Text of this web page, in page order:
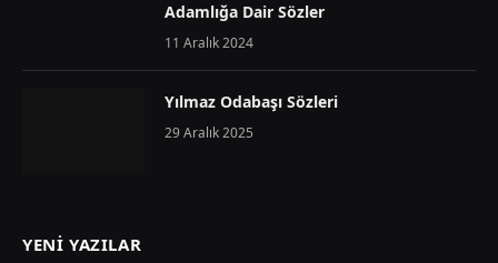
Adamlığa Dair Sözler
11 Aralık 2024
Yılmaz Odabaşı Sözleri
29 Aralık 2025
YENI YAZILAR